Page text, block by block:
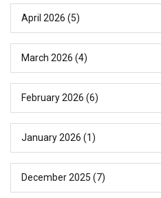
April 2026 (5)
March 2026 (4)
February 2026 (6)
January 2026 (1)
December 2025 (7)